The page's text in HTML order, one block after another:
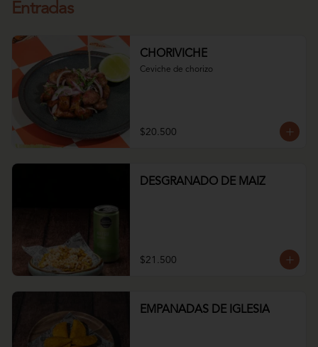
Entradas
CHORIVICHE
Ceviche de chorizo
$20.500
DESGRANADO DE MAIZ
$21.500
EMPANADAS DE IGLESIA